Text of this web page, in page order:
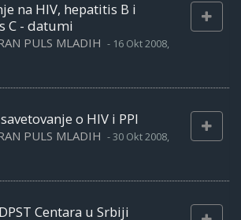
na HIV, hepatitis B i
C - datumi
PULS MLADIH - 16 Okt 2008,
o HIV i PPI
PULS MLADIH -30 Okt 2008,
Centara u Srbiji